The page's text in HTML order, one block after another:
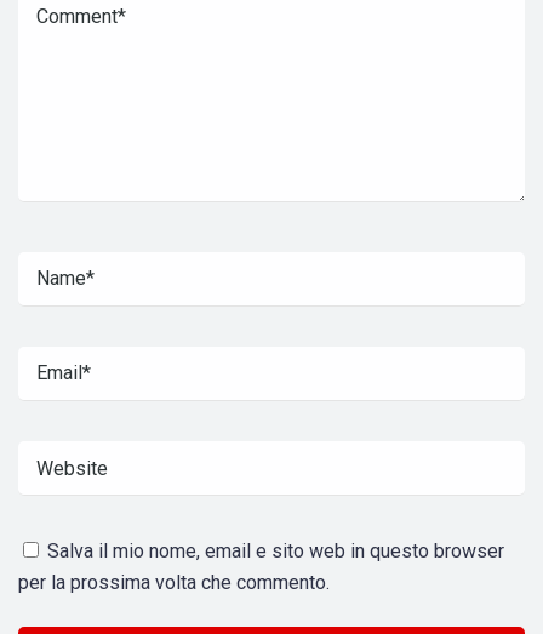
Salva il mio nome, email e sito web in questo browser
per la prossima volta che commento.